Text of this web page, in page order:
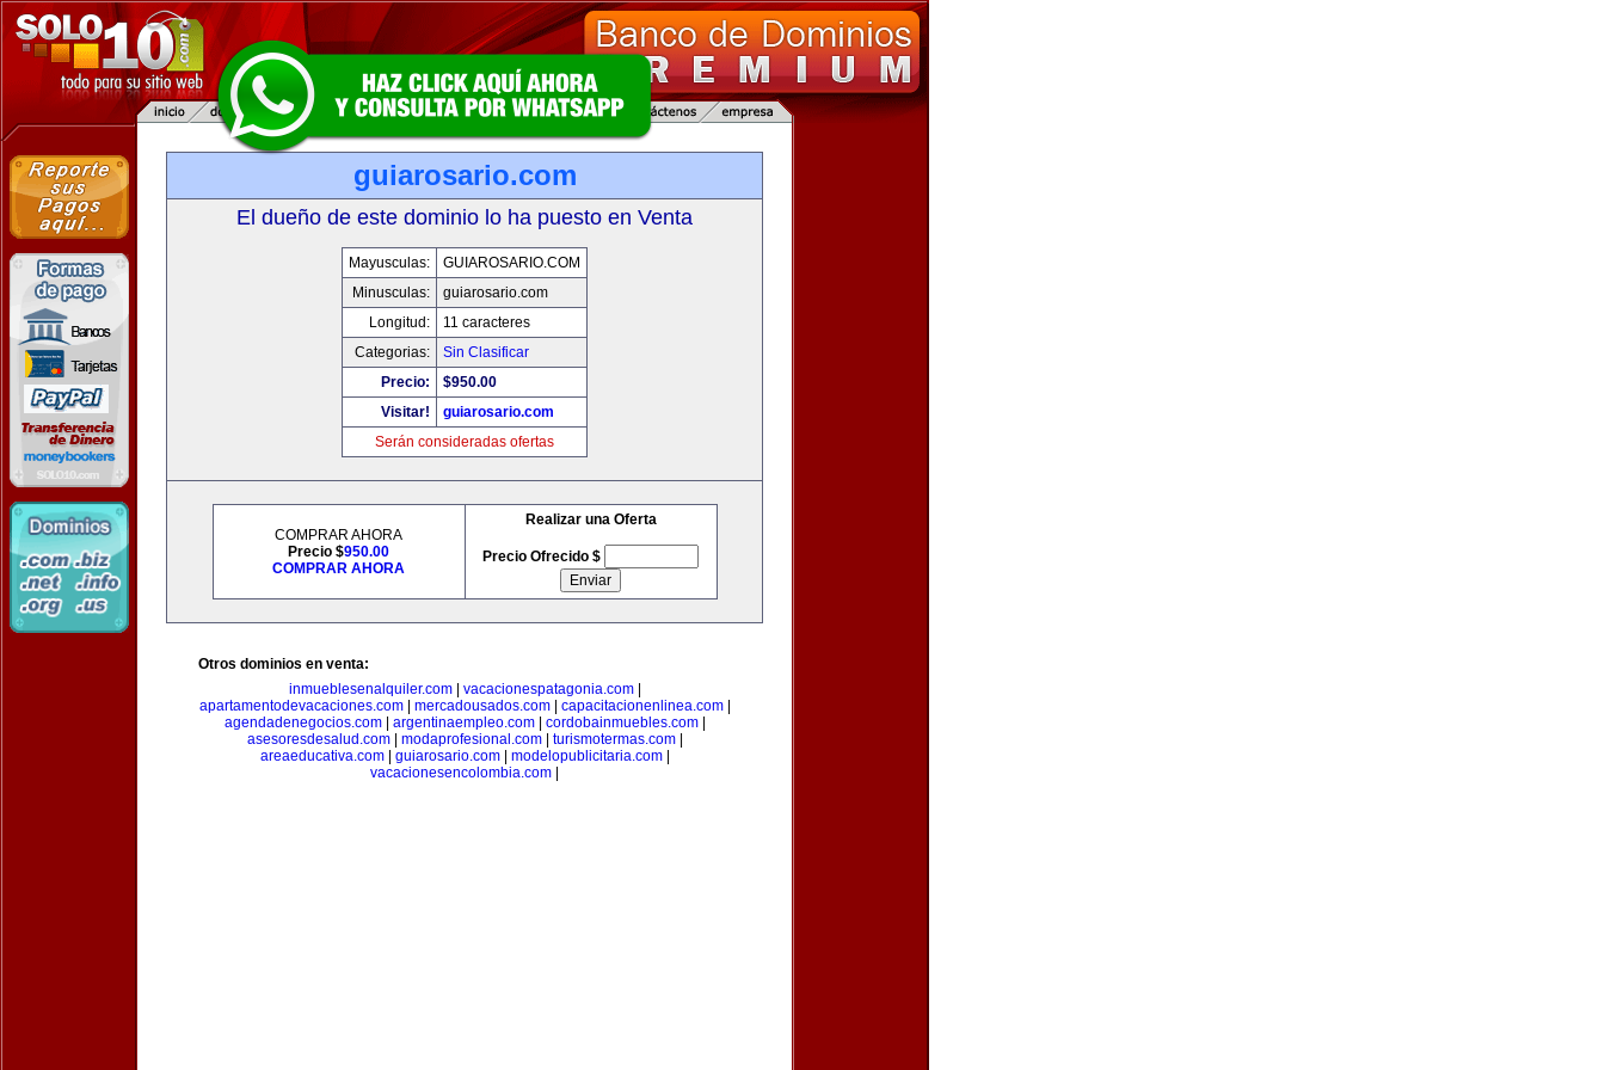
guiarosario.com
El dueño de este dominio lo ha puesto en Venta
Mayusculas:
GUIAROSARIO.COM
Minusculas:
guiarosario.com
Longitud:
11 caracteres
Categorias:
Sin Clasificar
Precio:
$950.00
Visitar!
guiarosario.com
Serán consideradas ofertas
COMPRAR AHORA
Precio $950.00
COMPRAR AHORA
Realizar una Oferta
Precio Ofrecido $
Otros dominios en venta:
inmueblesenalquiler.com| vacacionespatagonia.com|
apartamentodevacaciones.com| mercadousados.com| capacitacionenlinea.com|
agendadenegocios.com| argentinaempleo.com| cordobainmuebles.com|
asesoresdesalud.com| modaprofesional.com| turismotermas.com|
areaeducativa.com| guiarosario.com| modelopublicitaria.com|
vacacionesencolombia.com